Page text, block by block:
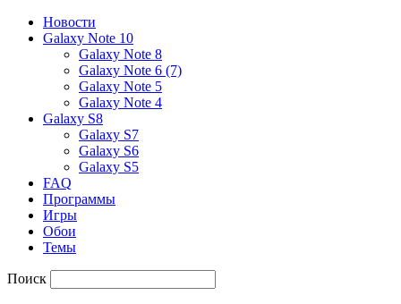
Новости
Galaxy Note 10
Galaxy Note 8
Galaxy Note 6 (7)
Galaxy Note 5
Galaxy Note 4
Galaxy S8
Galaxy S7
Galaxy S6
Galaxy S5
FAQ
Программы
Игры
Обои
Темы
Поиск